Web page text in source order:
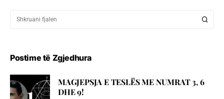
Postime të Zgjedhura
MAGJEPSJA E TESLËS ME NUMRAT 3, 6
DHE 9!